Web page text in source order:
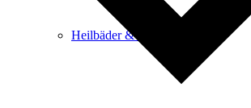
Heilbäder & Kurorte